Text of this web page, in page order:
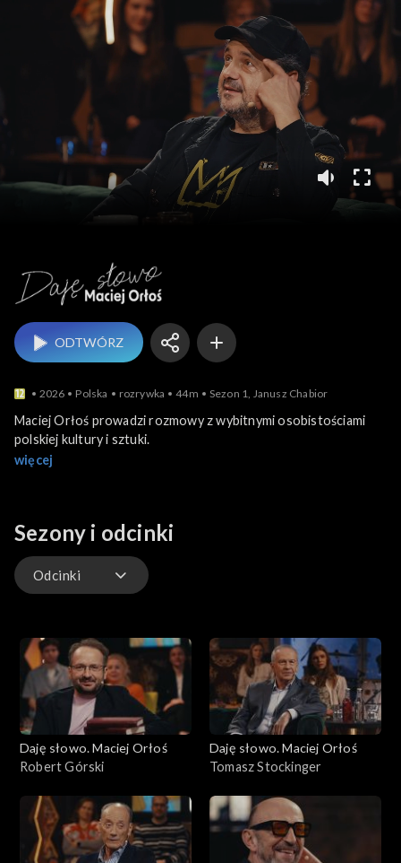
Daję słowo. Maciej
ODTWÓRZ
2026 Polska rozrywka 44m Sezon 1, Janusz Chabior
Maciej Orłoś prowadzi rozmowy z wybitnymi osobistościami
polskiej kultury i sztuki.
więcej
Sezony i odcinki
Odcinki
Daję słowo. Maciej Orłoś
Robert Górski
Daję słowo. Maciej Orłoś
Tomasz Stockinger